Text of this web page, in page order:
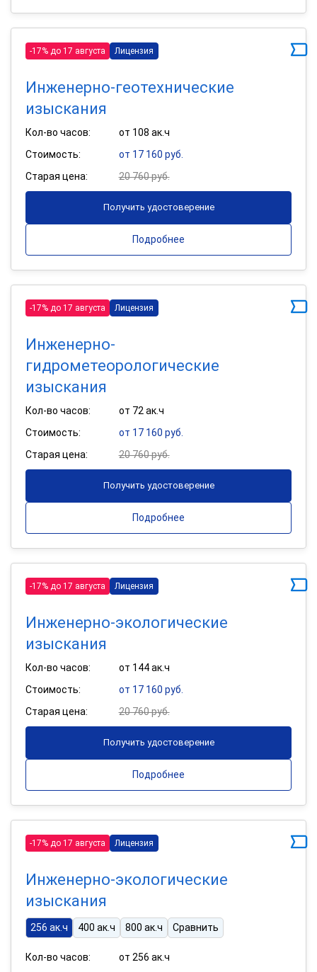
-17% до 17 августа Лицензия
Инженерно-геотехнические
изыскания
Кол-во часов:
от 108 ак.ч
Стоимость:
от 17 160 руб.
Старая цена:
20 760 руб.
Получить удостоверение
Подробнее
-17% до 17 августа Лицензия
Инженерно-
гидрометеорологические
изыскания
Кол-во часов:
от 72 ак.ч
Стоимость:
от 17 160 руб.
Старая цена:
20 760 руб.
Получить удостоверение
Подробнее
-17% до 17 августа Лицензия
Инженерно-экологические
изыскания
Кол-во часов:
от 144 ак.ч
Стоимость:
от 17 160 руб.
Старая цена:
20 760 руб.
Получить удостоверение
Подробнее
-17% до 17 августа Лицензия
Инженерно-экологические
изыскания
256 ак.ч 400 ак.ч 800 ак.ч Сравнить
Кол-во часов:
от 256 ак.ч